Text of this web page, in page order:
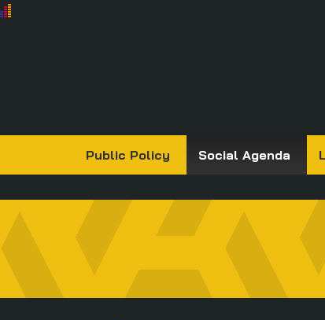
Public Policy Social Agenda